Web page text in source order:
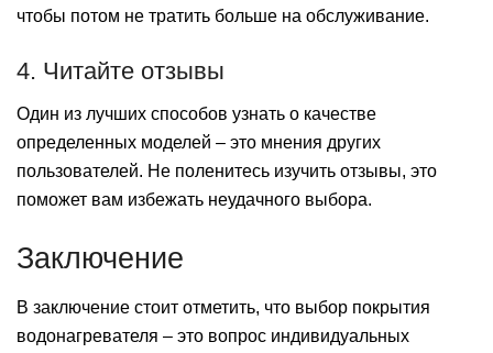
чтобы потом не тратить больше на обслуживание.
4. Читайте отзывы
Один из лучших способов узнать о качестве
определенных моделей – это мнения других
пользователей. Не поленитесь изучить отзывы, это
поможет вам избежать неудачного выбора.
Заключение
В заключение стоит отметить, что выбор покрытия
водонагревателя – это вопрос индивидуальных